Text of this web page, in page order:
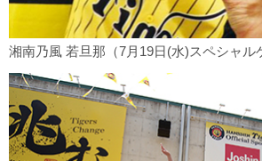
湘南乃風 若旦那（7月19日(水)スペシャル